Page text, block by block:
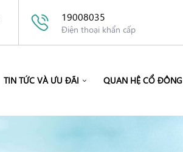
19008035
Điện thoại khẩn cấp
TIN TỨC VÀ ƯU ĐÃI QUAN HỆ CỔ ĐÔNG